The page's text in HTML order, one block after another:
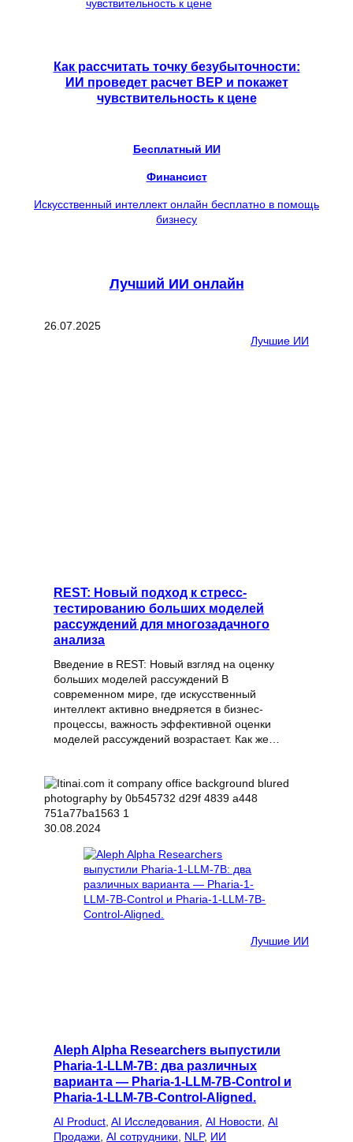
Как рассчитать точку безубыточности:
ИИ проведет расчет BEP и покажет
чувствительность к цене
Бесплатный ИИ
Финансист
Искусственный интеллект онлайн бесплатно в помощь
бизнесу
Лучший ИИ онлайн
26.07.2025
Лучшие ИИ
REST: Новый подход к стресс-
тестированию больших моделей
рассуждений для многозадачного
анализа
Введение в REST: Новый взгляд на оценку
больших моделей рассуждений В
современном мире, где искусственный
интеллект активно внедряется в бизнес-
процессы, важность эффективной оценки
моделей рассуждений возрастает. Как же…
30.08.2024
Лучшие ИИ
Aleph Alpha Researchers выпустили
Pharia-1-LLM-7B: два различных
варианта — Pharia-1-LLM-7B-Control и
Pharia-1-LLM-7B-Control-Aligned.
AI Product AI Исследования AI Новости AI
Продажи AI сотрудники NLP, ИИ